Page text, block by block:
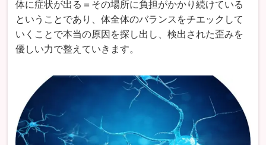
体に症状が出る＝その場所に負担がかかり続けている
ということであり、体全体のバランスをチエックして
いくことで本当の原因を探し出し、検出された歪みを
優しい力で整えていきます。